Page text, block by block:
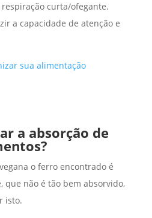
curta/ofegante.
a capacidade de atenção e
sua alimentação
a absorção de
o ferro encontrado é
que não é tão bem absorvido,
isto.